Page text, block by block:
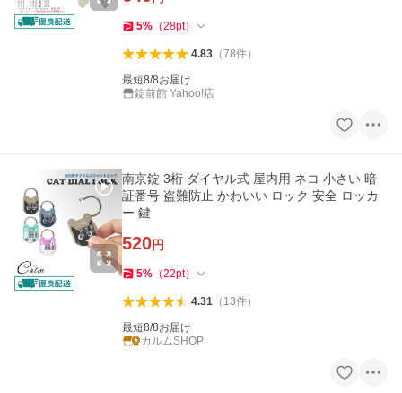
5% （28pt）
4.83（78件）
最短8/8お届け
錠前館 Yahoo!店
南京錠 3桁 ダイヤル式 屋内用 ネコ 小さい 暗
証番号 盗難防止 かわいい ロック 安全 ロッカ
ー 鍵
520円
5% （22pt）
4.31（ 13件）
最短8/8お届け
カルムSHOP